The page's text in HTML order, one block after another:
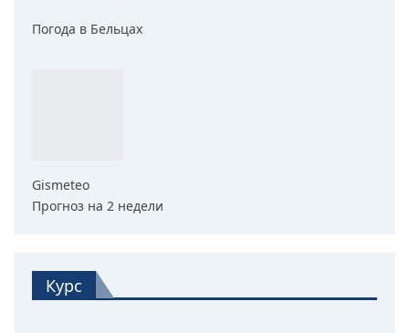
Погода в Бельцах
Gismeteo
Прогноз на 2 недели
Курс